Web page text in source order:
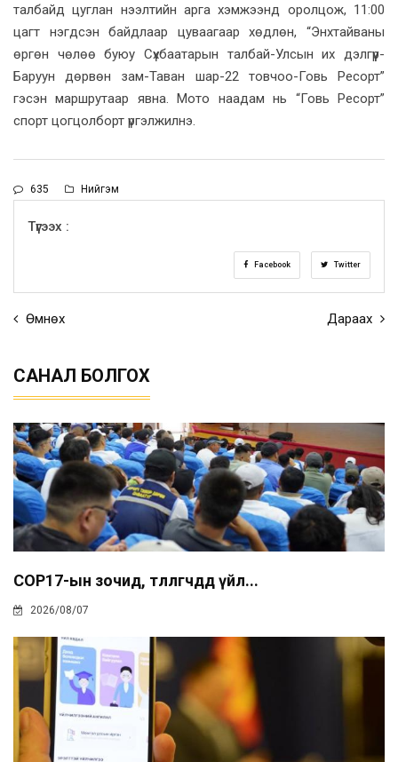
талбайд цуглан нээлтийн арга хэмжээнд оролцож, 11:00
цагт нэгдсэн байдлаар цуваагаар хөдлөн, “Энхтайваны
өргөн чөлөө буюу Сүхбаатарын талбай-Улсын их дэлгүүр-
Баруун дөрвөн зам-Таван шар-22 товчоо-Говь Ресорт”
гэсэн маршрутаар явна. Мото наадам нь “Говь Ресорт”
спорт цогцолборт үргэлжилнэ.
635 Нийгэм
Түгээх :
Facebook Twitter
Өмнөх Дараах
САНАЛ БОЛГОХ
COP17-ын зочид, төлөөлөгчдөд үйл...
2026/08/07